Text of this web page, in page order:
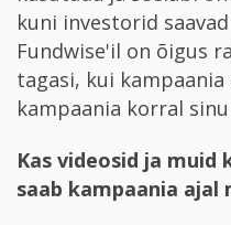
kuni investorid
Fundwise'il on õigus
tagasi, kui kampaania
kampaania korral
Kas videosid ja muid
saab kampaania ajal